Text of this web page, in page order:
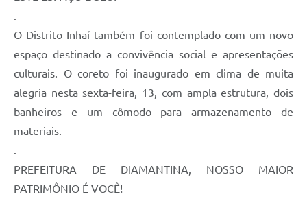
O Distrito Inhaí também foi contemplado com um novo
espaço destinado a convivência social e apresentações
culturais. O coreto foi inaugurado em clima de muita
alegria nesta sexta-feira, 13, com ampla estrutura, dois
banheiros e um cômodo para armazenamento de
materiais.
PREFEITURA DE DIAMANTINA, NOSSO MAIOR
PATRIMÔNIO É VOCÊ!